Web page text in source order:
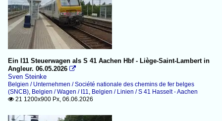
Ein I11 Steuerwagen als S 41 Aachen Hbf - Liège-Saint-Lambert in
Angleur. 06.05.2026 
Sven Steinke
Belgien / Unternehmen / Société nationale des chemins de fer belges
(SNCB), Belgien / Wagen / I11, Belgien / Linien / S 41 Hasselt - Aachen
 21 1200x900 Px, 06.06.2026